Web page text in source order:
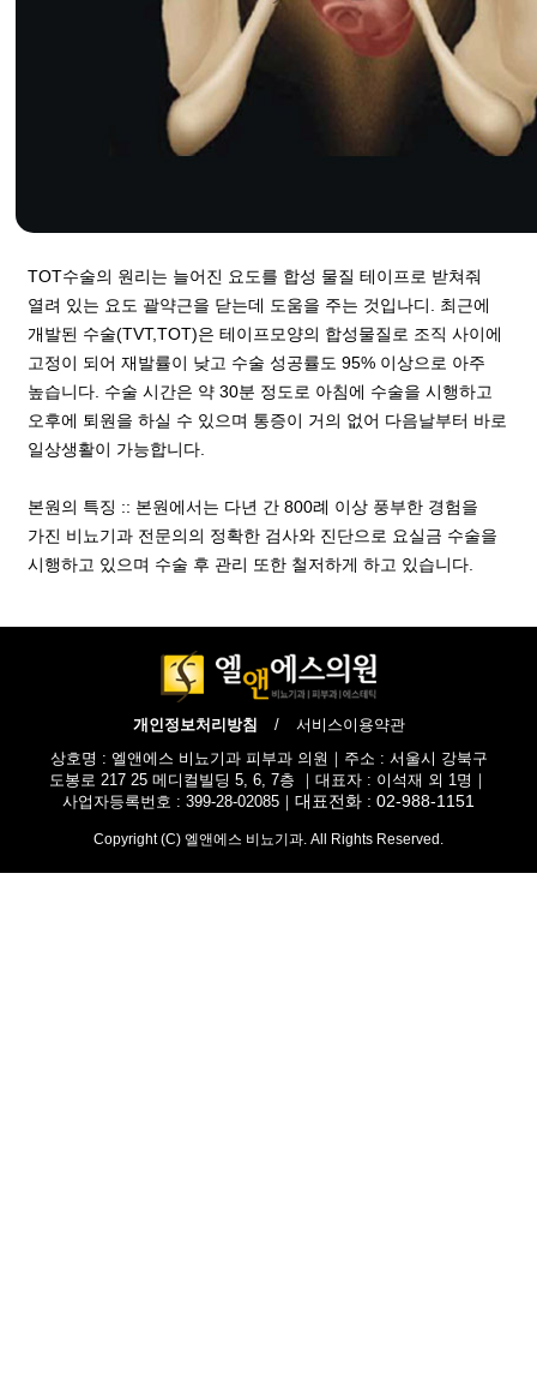
TOT수술의 원리는 늘어진 요도를 합성 물질 테이프로 받쳐줘
열려 있는 요도 괄약근을 닫는데 도움을 주는 것입나디. 최근에
개발된 수술(TVT,TOT)은 테이프모양의 합성물질로 조직 사이에
고정이 되어 재발률이 낮고 수술 성공률도 95% 이상으로 아주
높습니다. 수술 시간은 약 30분 정도로 아침에 수술을 시행하고
오후에 퇴원을 하실 수 있으며 통증이 거의 없어 다음날부터 바로
일상생활이 가능합니다.
본원의 특징 :: 본원에서는 다년 간 800례 이상 풍부한 경험을
가진 비뇨기과 전문의의 정확한 검사와 진단으로 요실금 수술을
시행하고 있으며 수술 후 관리 또한 철저하게 하고 있습니다.
개인정보처리방침 /
서비스이용약관
상호명 : 엘앤에스 비뇨기과 피부과 의원｜주소 : 서울시 강북구
도봉로 217 25 메디컬빌딩 5, 6, 7층 ｜대표자 : 이석재 외 1명｜
사업자등록번호 : 399-28-02085｜ 대표전화 : 02-988-1151
Copyright (C) 엘앤에스 비뇨기과. All Rights Reserved.